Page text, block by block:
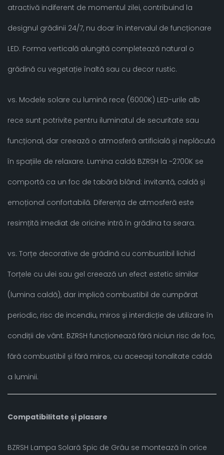
atractivă indiferent de momentul zilei, contribuind la
designul grădinii 24/7, nu doar în intervalul de funcționare
LED. Forma verticală alungită completează natural o
grădină cu vegetație înaltă sau cu decor rustic.
vs. Modele solare cu lumină rece (6000K) LED-urile alb
rece sunt potrivite pentru iluminatul de securitate sau
funcțional, dar creează o atmosferă artificială și neplăcută
în spațiile de relaxare. Lumina caldă BZRSH la ~2700K se
comportă ca un foc de tabără blând: invitantă, caldă și
emoțional confortabilă. Diferența de atmosferă este
resimțită imediat de oricine intră în grădina ta seara.
vs. Torțe decorative de grădină cu combustibil lichid
Torțele cu ulei sau gel creează un efect estetic similar
(lumina caldă), dar implică combustibil de cumpărat
periodic, risc de incendiu, miros și interdicție de utilizare în
condiții de vânt. BZRSH funcționează fără niciun risc de foc,
fără combustibil și fără miros, cu aceeași tonalitate caldă
a luminii.
Compatibilitate și plasare
BZRSH Lampa Solară Spic de Grâu se montează în orice